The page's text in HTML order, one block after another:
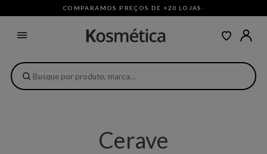
COMPARAMOS PREÇOS DE +20 LOJAS ·
Cerave